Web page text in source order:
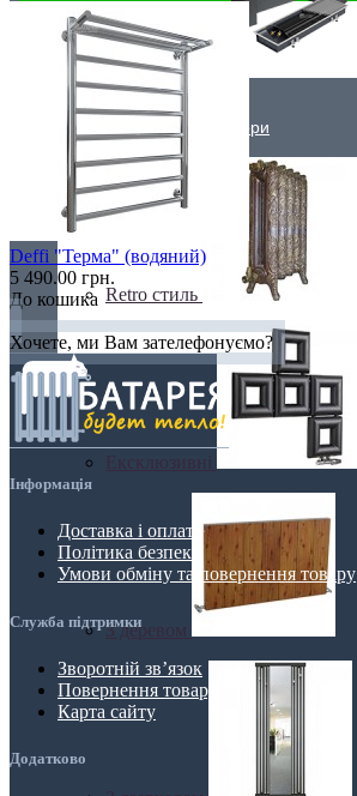
Преміум класс
Дизайнерські радіатори
Retro стиль
З деревом
Deffi "Терма" (водяний)
5 490.00 грн.
До кошика
Хочете, ми Вам зателефонуємо?
Інформація
Доставка і оплата
Політика безпеки
Умови обміну та повернення товару
Служба підтримки
Зворотній зв’язок
Повернення товару
Карта сайту
Додатково